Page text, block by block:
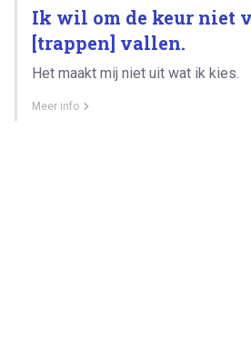
Ik wil om de keur niet
[trappen] vallen.
Het maakt mij niet uit wat ik kies.
Meer info